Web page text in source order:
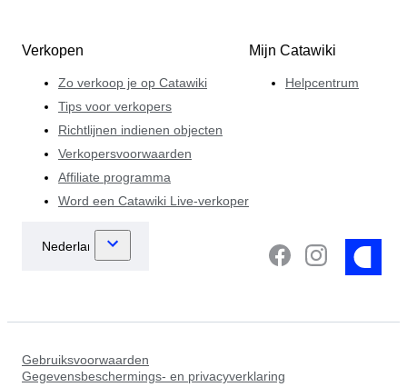
Verkopen
Zo verkoop je op Catawiki
Tips voor verkopers
Richtlijnen indienen objecten
Verkopersvoorwaarden
Affiliate programma
Word een Catawiki Live-verkoper
Mijn Catawiki
Helpcentrum
Gebruiksvoorwaarden
Gegevensbeschermings- en privacyverklaring